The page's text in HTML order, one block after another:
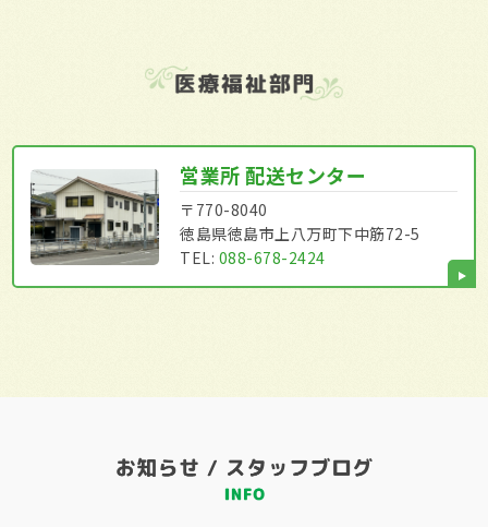
営業所 配送センター
〒770-8040
徳島県徳島市上八万町下中筋72-5
TEL: 088-678-2424